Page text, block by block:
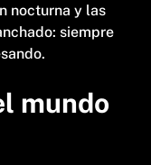
nocturna y las
siempre
mundo